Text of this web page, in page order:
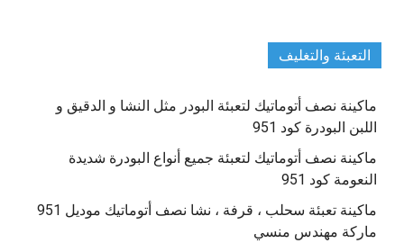
التعبئة والتغليف
ماكينة نصف أتوماتيك لتعبئة البودر مثل النشا و الدقيق و
اللبن البودرة كود 951
ماكينة نصف أتوماتيك لتعبئة جميع أنواع البودرة شديدة
النعومة كود 951
ماكينة تعبئة سحلب ، قرفة ، نشا نصف أتوماتيك موديل 951
ماركة مهندس منسي